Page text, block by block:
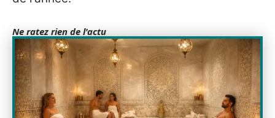
Ne ratez rien de l'actu